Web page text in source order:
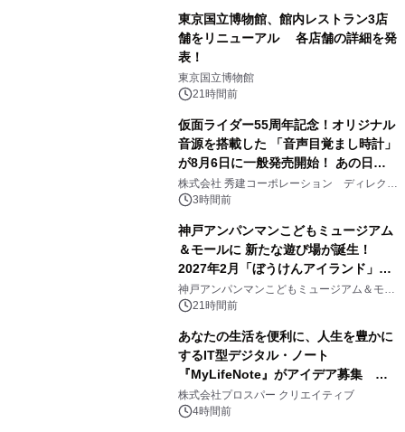
東京国立博物館、館内レストラン3店
舗をリニューアル 各店舗の詳細を発
表！
東京国立博物館
21時間前
仮面ライダー55周年記念！オリジナル
音源を搭載した 「音声目覚まし時計」
が8月6日に一般発売開始！ あの日の
大興奮が今甦る
株式会社 秀建コーポレーション ディレクト
アートギャラリー
3時間前
神戸アンパンマンこどもミュージアム
＆モールに 新たな遊び場が誕生！
2027年2月「ぼうけんアイランド」が
オープン
神戸アンパンマンこどもミュージアム＆モー
ル 21時間前
あなたの生活を便利に、人生を豊かに
するIT型デジタル・ノート
『MyLifeNote』がアイデア募集 優
秀賞100名に1年間無償試用
株式会社プロスパー クリエイティブ
4時間前